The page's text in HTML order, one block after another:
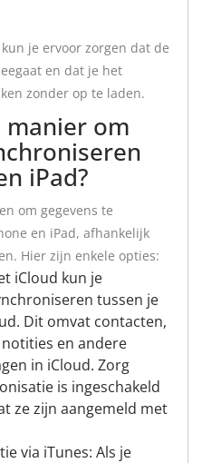
je ervoor zorgen dat de
en dat je het
zonder op te laden.
manier om
iPad?
om gegevens te
en iPad, afhankelijk
Hier zijn enkele opties:
iCloud kun je
tussen je
Dit omvat contacten,
en andere
in iCloud. Zorg
is ingeschakeld
ze zijn aangemeld met
via iTunes: Als je